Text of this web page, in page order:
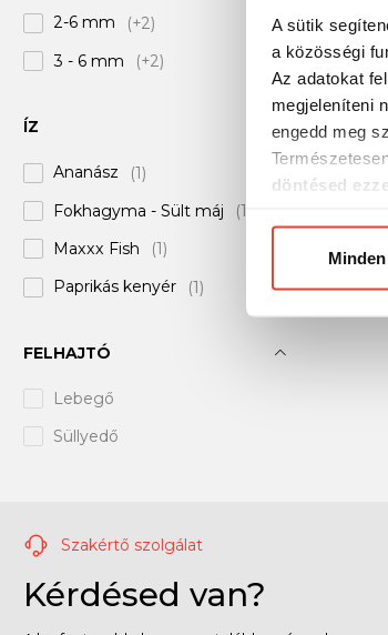
A sütik
a közösségi
Az adatokat
megjeleníteni
engedd meg
döntésed
2-6 mm
(+2)
3 - 6 mm
(+2)
4 mm (+5)
4,5 mm (+3)
5 mm (+4)
6 mm (+15)
15 mm
20 mm
Mikro
(5)
Vegyes
(+3)
ÍZ
Ananász
(1)
Fokhagyma - Sült máj
(1)
Maxxx Fish
(1)
Paprikás kenyér
(1)
FELHAJTÓ
Lebegő
Süllyedő
Szakértő szolgálat
Kérdésed van?